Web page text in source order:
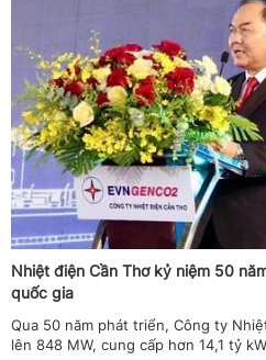
Nhiệt điện Cần Thơ kỷ niệm 50
quốc gia
Qua 50 năm phát triển, Công ty
lên 848 MW, cung cấp hơn 14,1 tỷ